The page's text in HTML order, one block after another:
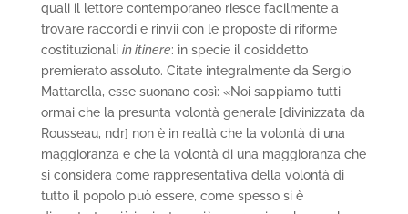
quali il lettore contemporaneo riesce facilmente a
trovare raccordi e rinvii con le proposte di riforme
costituzionali in itinere: in specie il cosiddetto
premierato assoluto. Citate integralmente da Sergio
Mattarella, esse suonano così: «Noi sappiamo tutti
ormai che la presunta volontà generale [divinizzata da
Rousseau, ndr] non è in realtà che la volontà di una
maggioranza e che la volontà di una maggioranza che
si considera come rappresentativa della volontà di
tutto il popolo può essere, come spesso si è